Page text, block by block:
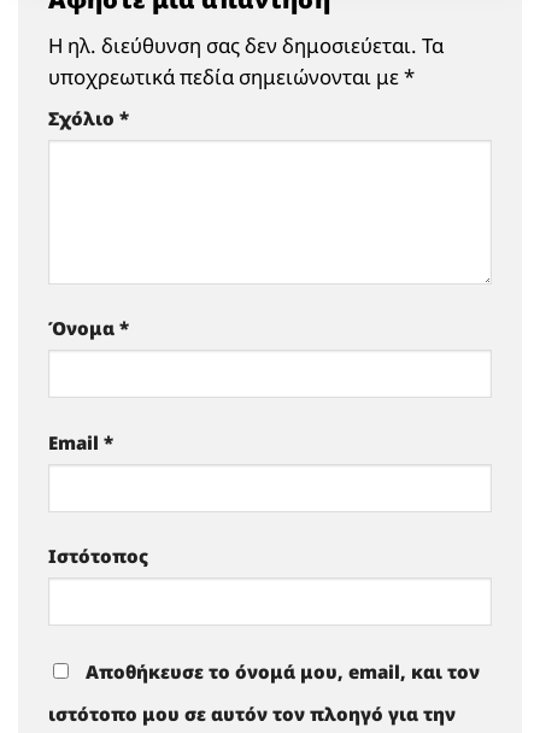
Η ηλ. διεύθυνση σας δεν δημοσιεύεται. Τα
υποχρεωτικά πεδία σημειώνονται με*
Σχόλιο *
Όνομα *
Email *
Ιστότοπος
Αποθήκευσε το όνομά μου, email, και τον
ιστότοπο μου σε αυτόν τον πλοηγό για την